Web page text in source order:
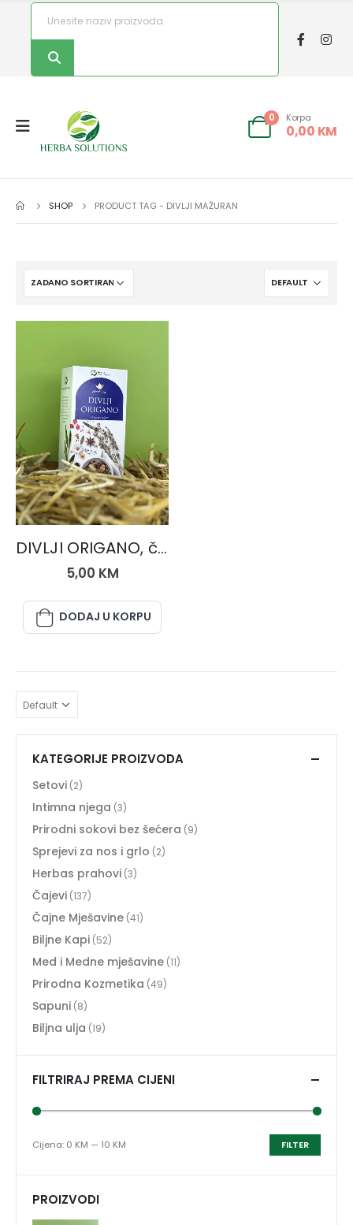
0 Korpa
0,00 KM
SHOP PRODUCT TAG - DIVLJI MAŽURAN
ČAJEVI
DIVLJI ORIGANO, čaj 50 gr.
5,00 KM
DODAJ U KORPU
KATEGORIJE PROIZVODA
Setovi (2)
Intimna njega (3)
Prirodni sokovi bez šećera (9)
Sprejevi za nos i grlo (2)
Herbas prahovi (3)
Čajevi (137)
Čajne Mješavine (41)
Biljne Kapi (52)
Med i Medne mješavine (11)
Prirodna Kozmetika (49)
Sapuni (8)
Biljna ulja (19)
FILTRIRAJ PREMA CIJENI
FILTER
Cijena: 0 KM — 10 KM
PROIZVODI